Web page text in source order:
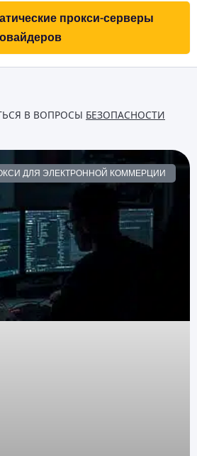
прокси-серверы
В ВОПРОСЫ БЕЗОПАСНОСТИ
ДЛЯ ЭЛЕКТРОННОЙ КОММЕРЦИИ